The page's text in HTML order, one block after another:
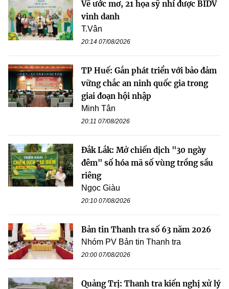
Vẽ ước mơ, 21 họa sỹ nhí được BIDV
vinh danh
T.Vân
20:14 07/08/2026
TP Huế: Gắn phát triển với bảo đảm
vững chắc an ninh quốc gia trong
giai đoạn hội nhập
Minh Tân
20:11 07/08/2026
Đắk Lắk: Mở chiến dịch "30 ngày
đêm" số hóa mã số vùng trồng sầu
riêng
Ngọc Giàu
20:10 07/08/2026
Bản tin Thanh tra số 63 năm 2026
Nhóm PV Bản tin Thanh tra
20:00 07/08/2026
Quảng Trị: Thanh tra kiến nghị xử lý